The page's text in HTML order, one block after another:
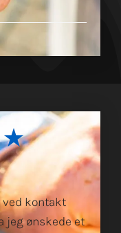
ved kontakt
jeg ønskede et